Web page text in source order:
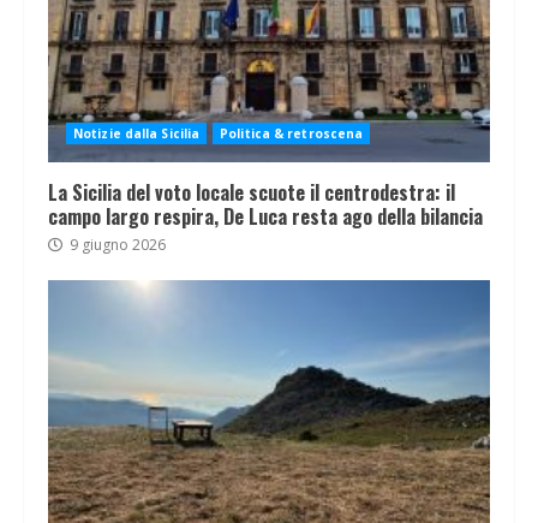
Notizie dalla Sicilia Politica & retroscena
La Sicilia del voto locale scuote il centrodestra: il
campo largo respira, De Luca resta ago della bilancia
9 giugno 2026